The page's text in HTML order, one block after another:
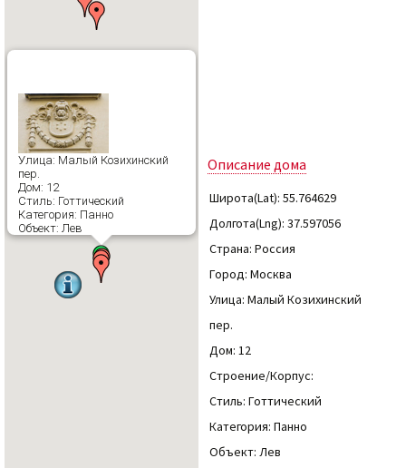
Улица: Малый Козихинский
пер.
Дом: 12
Стиль: Готтический
Категория: Панно
Объект: Лев
Описание дома
Широта(Lat): 55.764629
Долгота(Lng): 37.597056
Страна: Россия
Город: Москва
Улица: Малый Козихинский
пер.
Дом: 12
Строение/Корпус:
Стиль: Готтический
Категория: Панно
Объект: Лев